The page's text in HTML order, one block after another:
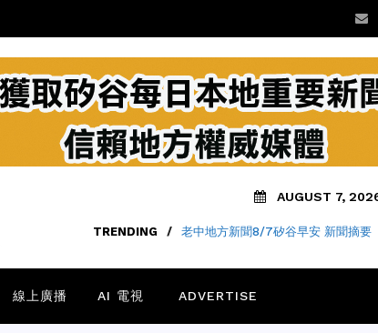
AUGUST 7,
TRENDING / 老中地方新聞8/7矽谷早安 新聞摘要
線上廣播 AI 電視 ADVERTISE